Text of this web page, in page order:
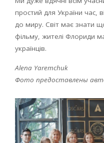
простий для України час,
до миру. Світ має знати
фільму, жителі Флориди
українців.
Alena Yaremchuk
Фото предоставлены